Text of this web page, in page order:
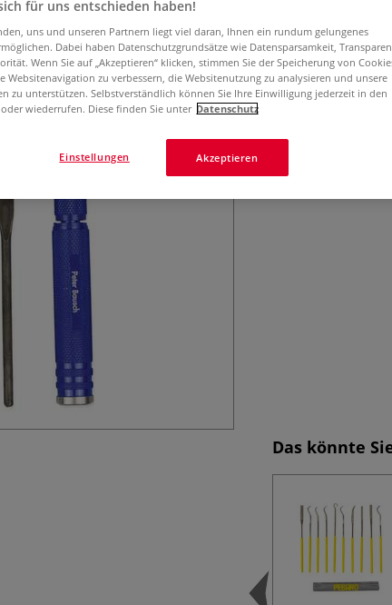
Handhalter
Das Pebaro
Einspannen der
für weiche
Das könnte
für uns entschieden haben!
uns und unseren Partnern liegt viel daran, Ihnen ein rundum gelungenes
Dabei haben Datenschutzgrundsätze wie Datensparsamkeit,
Wenn Sie auf „Akzeptieren“ klicken, stimmen Sie der Speicherung von
Websitenavigation zu verbessern, die Websitenutzung zu analysieren und unsere
zu unterstützen. Selbstverständlich können Sie Ihre Einwilligung jederzeit in den
wiederrufen. Diese finden Sie unter Datenschutz
Akzeptieren
Einstellungen